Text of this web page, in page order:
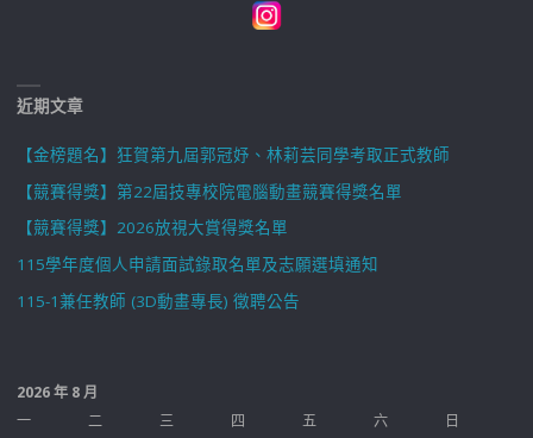
近期文章
【金榜題名】狂賀第九屆郭冠妤、林莉芸同學考取正式教師
【競賽得獎】第22屆技專校院電腦動畫競賽得獎名單
【競賽得獎】2026放視大賞得獎名單
115學年度個人申請面試錄取名單及志願選填通知
115-1兼任教師 (3D動畫專長) 徵聘公告
2026 年 8 月
一
二 三 四 五 六
日